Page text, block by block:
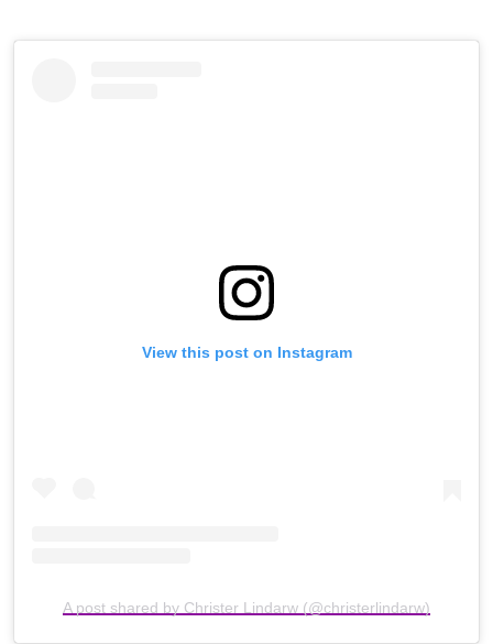
View this post on Instagram
A post shared by Christer Lindarw (@christerlindarw)